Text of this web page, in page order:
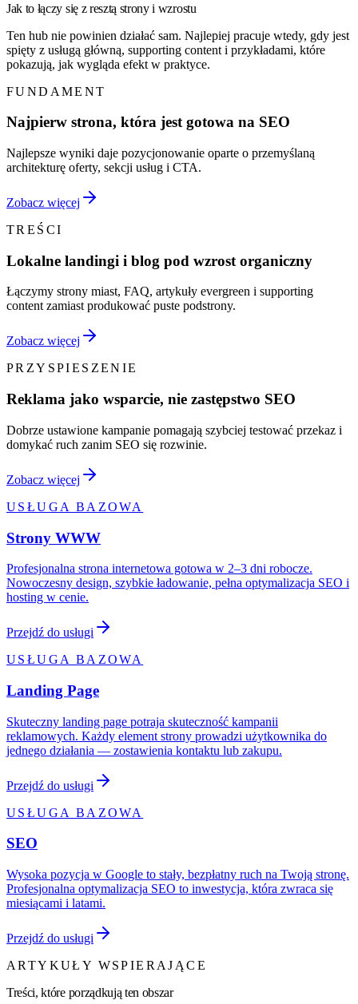
Jak to łączy się z resztą strony i wzrostu
Ten hub nie powinien działać sam. Najlepiej pracuje wtedy, gdy jest
spięty z usługą główną, supporting content i przykładami, które
pokazują, jak wygląda efekt w praktyce.
FUNDAMENT
Najpierw strona, która jest gotowa na SEO
Najlepsze wyniki daje pozycjonowanie oparte o przemyślaną
architekturę oferty, sekcji usług i CTA.
Zobacz więcej
TREŚCI
Lokalne landingi i blog pod wzrost organiczny
Łączymy strony miast, FAQ, artykuły evergreen i supporting
content zamiast produkować puste podstrony.
Zobacz więcej
PRZYSPIESZENIE
Reklama jako wsparcie, nie zastępstwo SEO
Dobrze ustawione kampanie pomagają szybciej testować przekaz i
domykać ruch zanim SEO się rozwinie.
Zobacz więcej
USŁUGA BAZOWA
Strony WWW
Profesjonalna strona internetowa gotowa w 2–3 dni robocze.
Nowoczesny design, szybkie ładowanie, pełna optymalizacja SEO i
hosting w cenie.
Przejdź do usługi
USŁUGA BAZOWA
Landing Page
Skuteczny landing page potraja skuteczność kampanii
reklamowych. Każdy element strony prowadzi użytkownika do
jednego działania — zostawienia kontaktu lub zakupu.
Przejdź do usługi
USŁUGA BAZOWA
SEO
Wysoka pozycja w Google to stały, bezpłatny ruch na Twoją stronę.
Profesjonalna optymalizacja SEO to inwestycja, która zwraca się
miesiącami i latami.
Przejdź do usługi
ARTYKUŁY WSPIERAJĄCE
Treści, które porządkują ten obszar